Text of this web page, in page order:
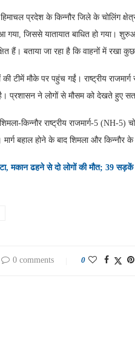
हिमाचल प्रदेश के किन्नौर जिले के चोलिंग
आ गया, जिससे यातायात बाधित हो गया।
हैं। बताया जा रहा है कि वाहनों में
टीमें मौके पर पहुंच गईं। राष्ट्रीय
प्रशासन ने लोगों से मौसम को देखते हुए
किन्नौर राष्ट्रीय राजमार्ग-5 (NH-5)
बहाल होने के बाद शिमला और किन्नौर
मकान ढहने से दो लोगों की मौत; 39 सड़कें
0 comments 0